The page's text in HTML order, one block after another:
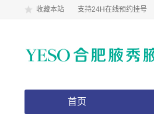
收藏本站 支持24H在线预约挂号
首页